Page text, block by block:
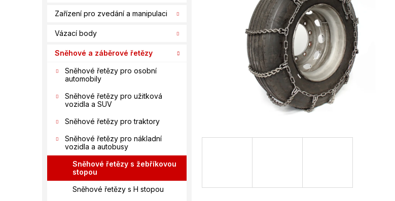
Zařízení pro zvedání a manipulaci
Vázací body
Sněhové a záběrové řetězy
Sněhové řetězy pro osobní
automobily
Sněhové řetězy pro užitková
vozidla a SUV
Sněhové řetězy pro traktory
Sněhové řetězy pro nákladní
vozidla a autobusy
Sněhové řetězy s žebříkovou
stopou
Sněhové řetězy s H stopou